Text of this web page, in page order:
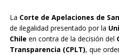
La Corte de Apelaciones de
de ilegalidad presentado por la
Chile en contra de la decisión del
Transparencia (CPLT), que